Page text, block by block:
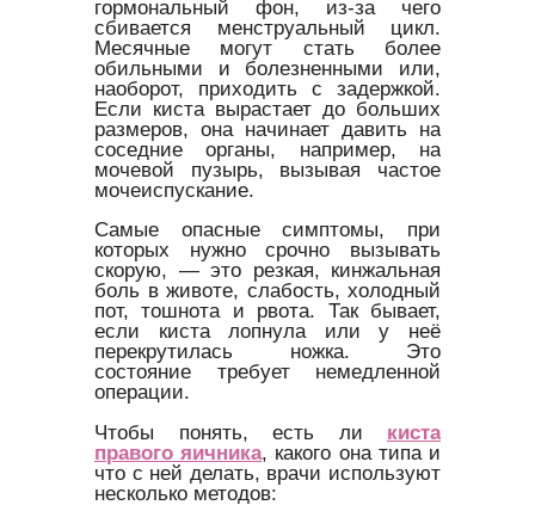
гормональный фон, из-за чего
сбивается менструальный цикл.
Месячные могут стать более
обильными и болезненными или,
наоборот, приходить с задержкой.
Если киста вырастает до больших
размеров, она начинает давить на
соседние органы, например, на
мочевой пузырь, вызывая частое
мочеиспускание.
Самые опасные симптомы, при
которых нужно срочно вызывать
скорую, — это резкая, кинжальная
боль в животе, слабость, холодный
пот, тошнота и рвота. Так бывает,
если киста лопнула или у неё
перекрутилась ножка. Это
состояние требует немедленной
операции.
Чтобы понять, есть ли киста
правого яичника , какого она типа и
что с ней делать, врачи используют
несколько методов: